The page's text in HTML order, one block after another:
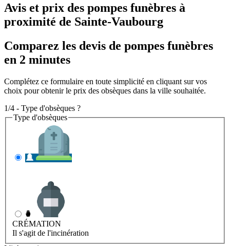
Avis et prix des pompes funèbres à
proximité de Sainte-Vaubourg
Comparez les devis de pompes funèbres
en 2 minutes
Complétez ce formulaire en toute simplicité en cliquant sur vos
choix pour obtenir le prix des obsèques dans la ville souhaitée.
1/4 - Type d'obsèques ?
Type d'obsèques
CRÉMATION
Il s'agit de l'incinération